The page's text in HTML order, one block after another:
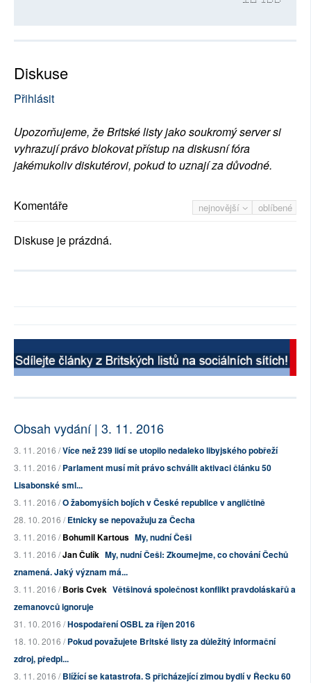
Diskuse
Přihlásit
Upozorňujeme, že Britské listy jako soukromý server si
vyhrazují právo blokovat přístup na diskusní fóra
jakémukoliv diskutérovi, pokud to uznají za důvodné.
nejnovější oblíbené
Komentáře
Diskuse je prázdná.
Obsah vydání | 3. 11. 2016
3. 11. 2016 /Více než 239 lidí se utopilo nedaleko libyjského pobřeží
3. 11. 2016 /Parlament musí mít právo schválit aktivaci článku 50
Lisabonské sml...
3. 11. 2016 /O žabomyších bojích v České republice v angličtině
28. 10. 2016 /Etnicky se nepovažuju za Čecha
3. 11. 2016 /Bohumil Kartous My, nudní Češi
3. 11. 2016 /Jan Čulík My, nudní Češi: Zkoumejme, co chování Čechů
znamená. Jaký význam má...
3. 11. 2016 /Boris Cvek Většinová společnost konflikt pravdoláskařů a
zemanovců ignoruje
31. 10. 2016 /Hospodaření OSBL za říjen 2016
18. 10. 2016 /Pokud považujete Britské listy za důležitý informační
zdroj, předpl...
3. 11. 2016 /Blížící se katastrofa. S přicházející zimou bydlí v Řecku 60